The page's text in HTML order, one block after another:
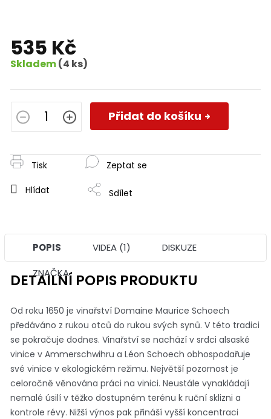
535 Kč
Skladem(4 ks)
Měrná
cena:
Přidat do košíku
Tisk Zeptat se
Hlídat Sdílet
POPIS VIDEA (1)
DISKUZE
ZNAČKA
DETAILNÍ POPIS PRODUKTU
Od roku 1650 je vinařství Domaine Maurice Schoech
předáváno z rukou otců do rukou svých synů. V této tradici
se pokračuje dodnes. Vinařství se nachází v srdci alsaské
vinice v Ammerschwihru a Léon Schoech obhospodařuje
své vinice v ekologickém režimu. Největší pozornost je
celoročně věnována práci na vinici. Neustále vynakládají
nemalé úsilí v těžko dostupném terénu k ruční sklizni a
kontrole révy. Nižší výnos pak přináší vyšší koncentraci